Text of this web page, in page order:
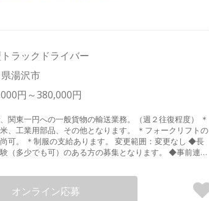
ラックドライバー
湯沢市
円～380,000円
関東一円への一般貨物の輸送業務。（週２往復程度） ＊
、工業用部品、その他となります。 ＊フォークリフトの
制服の支給あります。 変更範囲：変更なし ◆長
多少でも可）のある方の募集となります。 ◆事前連絡
オンライン応募